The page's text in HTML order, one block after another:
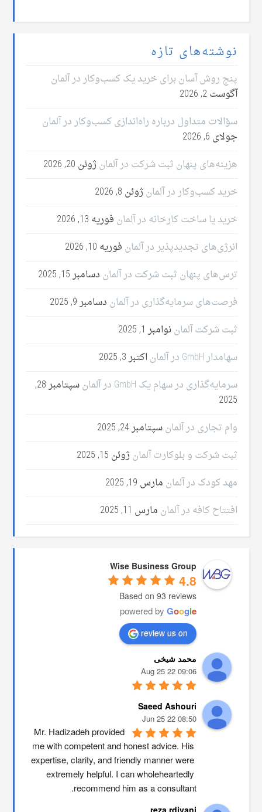
نوشته‌های تازه
پنج روش آسان برای خرید یک کسب‌وکار در آلمان
آگوست 2, 2026
سؤالات متداول درباره راه‌اندازی کسب‌وکار در آلمان
جولای 6, 2026
هزینه‌های پنهان ثبت شرکت در آلمان ژوئن 20, 2026
خرید کسب‌وکار در آلمان ژوئن 8, 2026
خرید یا ساخت کارخانه در آلمان فوریه 13, 2026
انرژی‌های تجدیدپذیر در آلمان فوریه 10, 2026
ترس‌های پنهان ثبت شرکت در آلمان دسامبر 15, 2025
فرصت‌های سرمایه‌گذاری در آلمان دسامبر 9, 2025
ثبت شرکت آلماننوامبر 1, 2025
سهامدار GmbH در آلمان
اکتبر 3, 2025
سرمایه‌گذاری در سهام یک GmbH در آلمان
سپتامبر 28,
2025
وام تجاری در آلمانسپتامبر 24, 2025
ثبت شرکت و بلوکارت آلمان ژوئن 15, 2025
مهد کودک در آلمان مارس 19, 2025
افتتاح کافه در آلمان مارس 11, 2025
Wise Business Group
4.8
Based on 93 reviews
powered by Google
review us on
محمد شیخی
09:06 22 Aug 25
Saeed Ashouri
08:50 22 Jun 25
Mr. Hadizadeh provided
me with competent and honest advice. His
expertise, clarity, and friendly manner were
extremely helpful. I can wholeheartedly
recommend him as a consultant.
reza rdivani